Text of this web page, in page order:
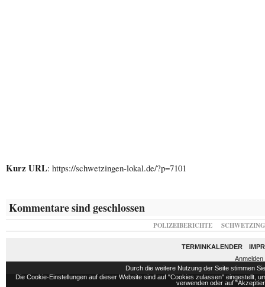
Kurz URL: https://schwetzingen-lokal.de/?p=7101
Kommentare sind geschlossen
POLIZEIBERICHTE
TERMINKALENDER
Anmelden
Durch die weitere Nutzung der Seite stimmen
Die Cookie-Einstellungen auf dieser Website sind auf "Cookies zulassen" eingestellt,
verwenden oder auf